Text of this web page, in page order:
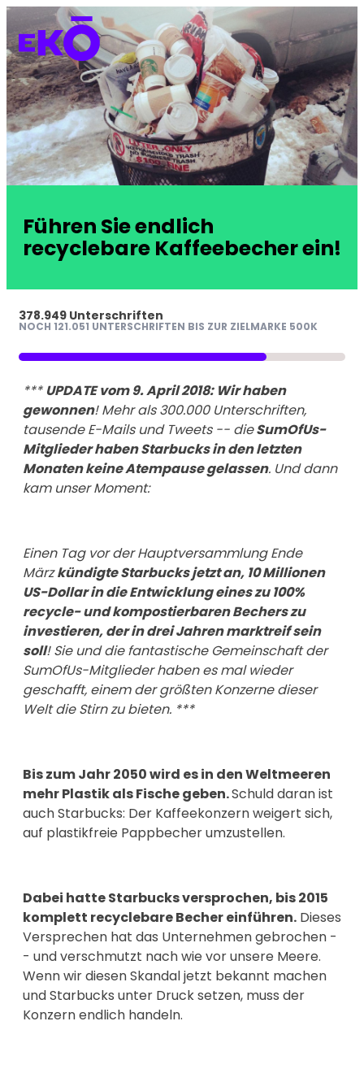
Führen Sie endlich
recyclebare Kaffeebecher ein!
378.949 Unterschriften
NOCH 121.051 UNTERSCHRIFTEN BIS ZUR ZIELMARKE 500K
*** UPDATE vom 9. April 2018: Wir haben
gewonnen! Mehr als 300.000 Unterschriften,
tausende E-Mails und Tweets -- dieSumOfUs-
Mitglieder haben Starbucks in den letzten
Monaten keine Atempause gelassen. Und dann
kam unser Moment:
Einen Tag vor der Hauptversammlung Ende
Märzkündigte Starbucks jetzt an, 10 Millionen
US-Dollar in die Entwicklung eines zu 100%
recycle- und kompostierbaren Bechers zu
investieren, der in drei Jahren marktreif sein
soll! Sie und die fantastische Gemeinschaft der
SumOfUs-Mitglieder haben es mal wieder
geschafft, einem der größten Konzerne dieser
Welt die Stirn zu bieten. ***
Bis zum Jahr 2050 wird es in den Weltmeeren
mehr Plastik als Fische geben.Schuld daran ist
auch Starbucks: Der Kaffeekonzern weigert sich,
auf plastikfreie Pappbecher umzustellen.
Dabei hatte Starbucks versprochen, bis 2015
komplett recyclebare Becher einführen. Dieses
Versprechen hat das Unternehmen gebrochen -
- und verschmutzt nach wie vor unsere Meere.
Wenn wir diesen Skandal jetzt bekannt machen
und Starbucks unter Druck setzen, muss der
Konzern endlich handeln.